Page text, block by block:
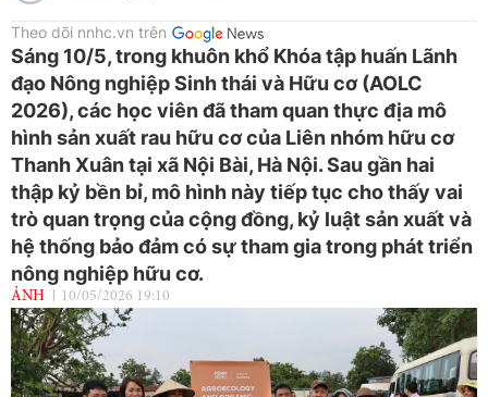
Theo dõi nnhc.vn trên
Sáng 10/5, trong khuôn khổ Khóa tập huấn Lãnh
đạo Nông nghiệp Sinh thái và Hữu cơ (AOLC
2026), các học viên đã tham quan thực địa mô
hình sản xuất rau hữu cơ của Liên nhóm hữu cơ
Thanh Xuân tại xã Nội Bài, Hà Nội. Sau gần hai
thập kỷ bền bỉ, mô hình này tiếp tục cho thấy vai
trò quan trọng của cộng đồng, kỷ luật sản xuất và
hệ thống bảo đảm có sự tham gia trong phát triển
nông nghiệp hữu cơ.
ẢNH 10/05/2026 19:10